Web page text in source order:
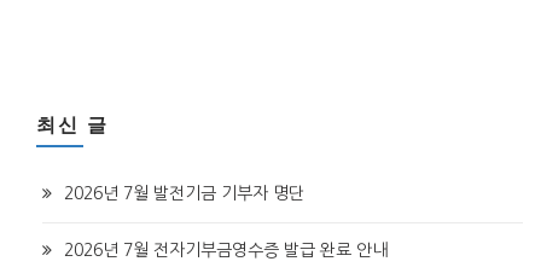
최신 글
2026년 7월 발전기금 기부자 명단
2026년 7월 전자기부금영수증 발급 완료 안내